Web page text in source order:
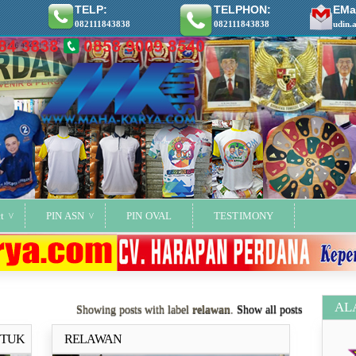
PIN ASN PIN OVAL TESTIMONY
TELP:
082111843838
TELPHON:
082111843838
Showing posts with label relawan. Show all posts
RELAWAN